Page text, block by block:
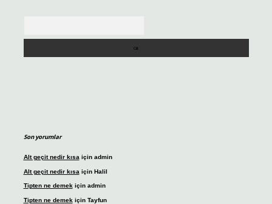
Son yorumlar
Alt geçit nedir kısa için admin
Alt geçit nedir kısa için Halil
Tipten ne demekiçin admin
Tipten ne demek için Tayfun